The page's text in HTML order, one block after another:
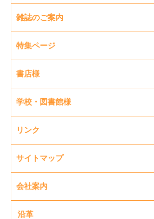
雑誌のご案内
特集ページ
書店様
学校・図書館様
リンク
サイトマップ
会社案内
沿革